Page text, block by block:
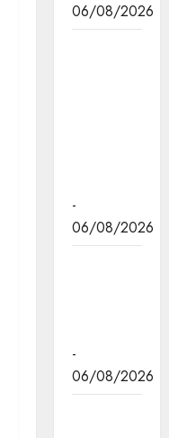
06/08/2026
-
06/08/2026
-
06/08/2026